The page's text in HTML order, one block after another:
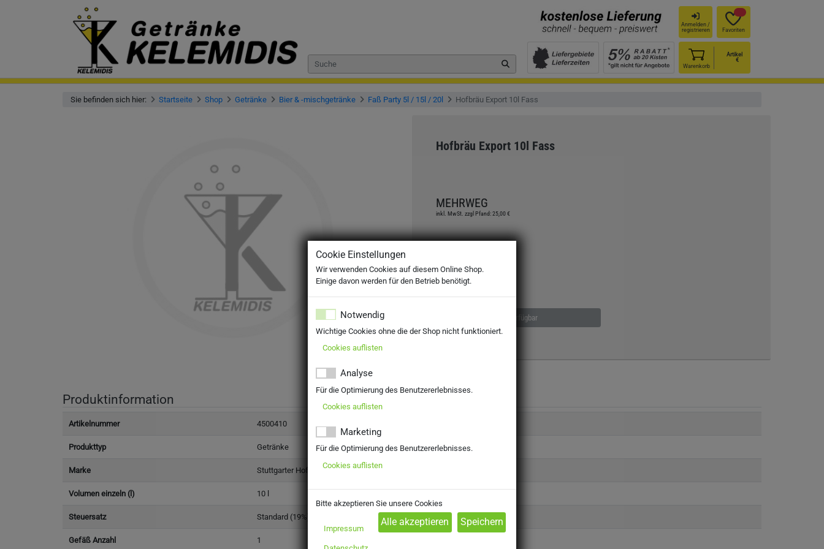
Anmelden /
registrieren
Favoriten
Warenkorb
Artikel
€
Sie befinden sich hier: Startseite Shop Getränke Bier & -mischgetränke Faß Party 5l / 15l / 20l Hofbräu Export 10l Fass
Hofbräu Export 10l Fass
MEHRWEG
inkl. MwSt. zzgl Pfand: 25,00 €
Nicht verfügbar
Produktinformation
Artikelnummer 4500410
Produkttyp Getränke
Marke Stuttgarter Hofbräu
Volumen einzeln (l) 10 l
Steuersatz Standard (19%)
Gefäß Anzahl 1
Cookie Einstellungen
Wir verwenden Cookies auf diesem Online Shop.
Einige davon werden für den Betrieb benötigt.
Notwendig
Wichtige Cookies ohne die der Shop nicht funktioniert.
Cookies auflisten
Analyse
Für die Optimierung des Benutzererlebnisses.
Cookies auflisten
Marketing
Für die Optimierung des Benutzererlebnisses.
Cookies auflisten
Bitte akzeptieren Sie unsere Cookies
Impressum